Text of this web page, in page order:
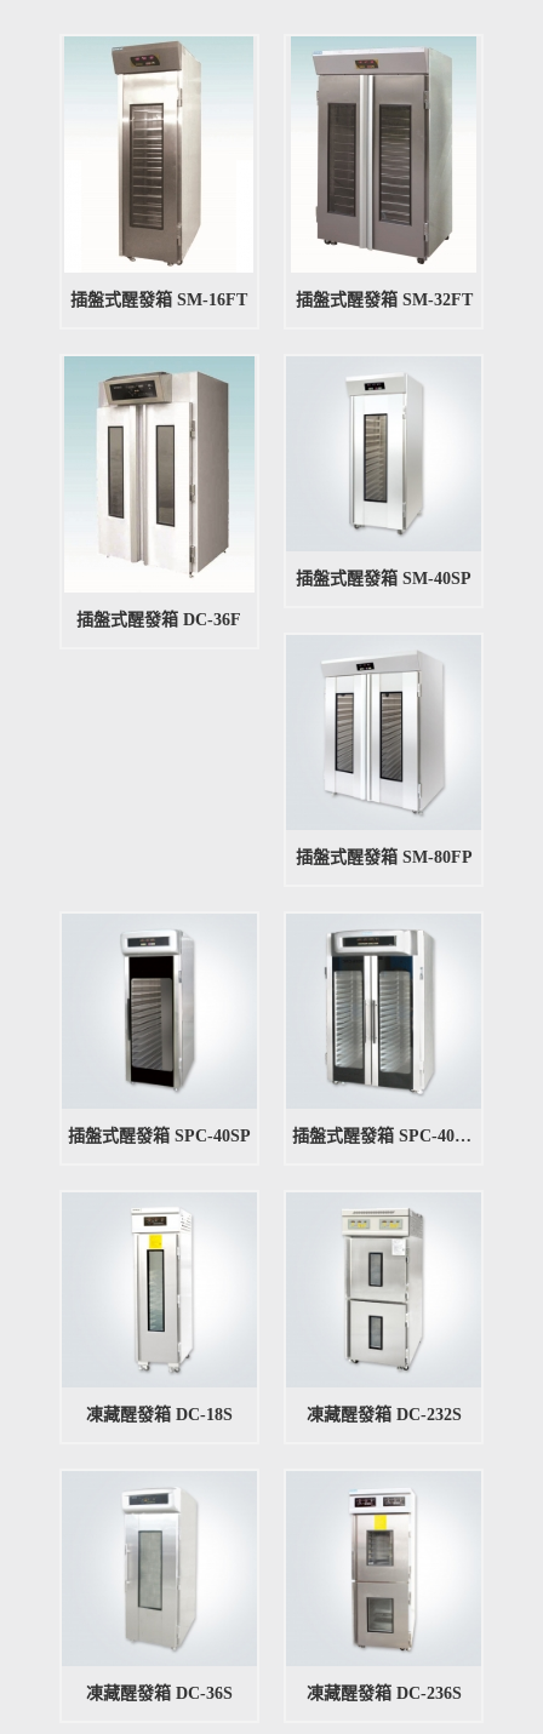
插盤式醒發箱 SM-16FT 插盤式醒發箱 SM-32FT
插盤式醒發箱 DC-36F
插盤式醒發箱 SM-40SP
插盤式醒發箱 SM-80FP
插盤式醒發箱 SPC-40SP 插盤式醒發箱 SPC-40FP
凍藏醒發箱 DC-18S 凍藏醒發箱 DC-232S
凍藏醒發箱 DC-36S 凍藏醒發箱 DC-236S